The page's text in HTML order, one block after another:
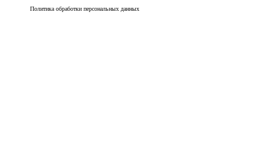
Политика обработки персональных данных